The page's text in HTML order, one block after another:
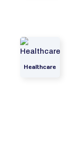
Healthcare